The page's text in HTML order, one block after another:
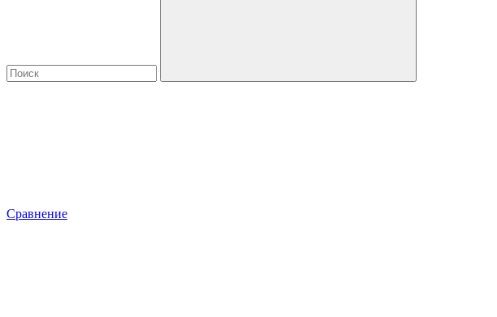
Сравнение